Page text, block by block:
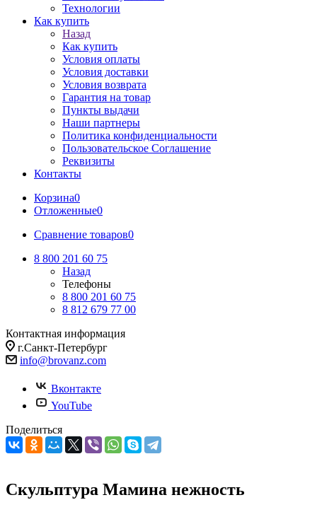
Технологии
Как купить
Назад
Как купить
Условия оплаты
Условия доставки
Условия возврата
Гарантия на товар
Пункты выдачи
Наши партнеры
Политика конфиденциальности
Пользовательское Соглашение
Реквизиты
Контакты
Корзина0
Отложенные0
Сравнение товаров0
8 800 201 60 75
Назад
Телефоны
8 800 201 60 75
8 812 679 77 00
Контактная информация
г.Санкт-Петербург
info@brovanz.com
Вконтакте
YouTube
Поделиться
Скульптура Мамина нежность